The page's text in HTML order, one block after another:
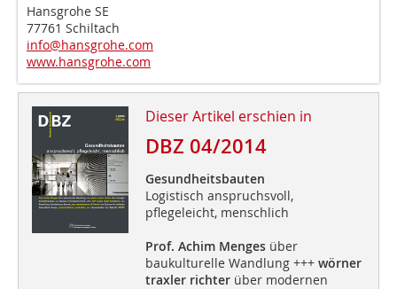
Hansgrohe SE
77761 Schiltach
info@hansgrohe.com
www.hansgrohe.com
Dieser Artikel erschien in
DBZ 04/2014
Gesundheitsbauten
Logistisch anspruchsvoll,
pflegeleicht, menschlich
Prof. Achim Menges über
baukulturelle Wandlung +++ wörner
traxler richterüber modernen